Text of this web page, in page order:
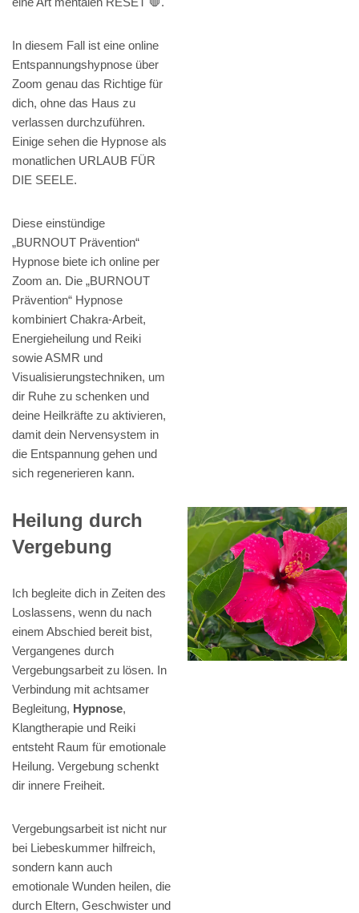
In diesem Fall ist eine online
Entspannungshypnose über
Zoom genau das Richtige für
dich, ohne das Haus zu
verlassen durchzuführen.
Einige sehen die Hypnose als
monatlichen URLAUB FÜR
DIE SEELE.
Diese einstündige
„BURNOUT Prävention“
Hypnose biete ich online per
Zoom an. Die „BURNOUT
Prävention“ Hypnose
kombiniert Chakra-Arbeit,
Energieheilung und Reiki
sowie ASMR und
Visualisierungstechniken, um
dir Ruhe zu schenken und
deine Heilkräfte zu aktivieren,
damit dein Nervensystem in
die Entspannung gehen und
sich regenerieren kann.
Heilung durch
Vergebung
Ich begleite dich in Zeiten des
Loslassens, wenn du nach
einem Abschied bereit bist,
Vergangenes durch
Vergebungsarbeit zu lösen. In
Verbindung mit achtsamer
Begleitung, Hypnose,
Klangtherapie und Reiki
entsteht Raum für emotionale
Heilung. Vergebung schenkt
dir innere Freiheit.
Vergebungsarbeit ist nicht nur
bei Liebeskummer hilfreich,
sondern kann auch
emotionale Wunden heilen, die
durch Eltern, Geschwister und